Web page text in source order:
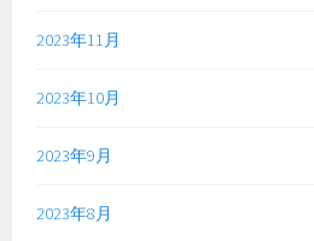
2023年11月
2023年10月
2023年9月
2023年8月